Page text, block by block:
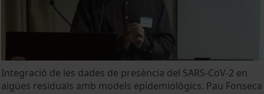
Integració de les dades de presència del SARS-CoV-2 en
aigües residuals amb models epidemiològics. Pau Fonseca